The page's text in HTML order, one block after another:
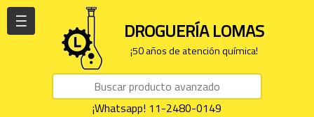
DROGUERÍA LOMAS
¡50 años de atención química!
¡Whatsapp! 11-2480-0149
| | |